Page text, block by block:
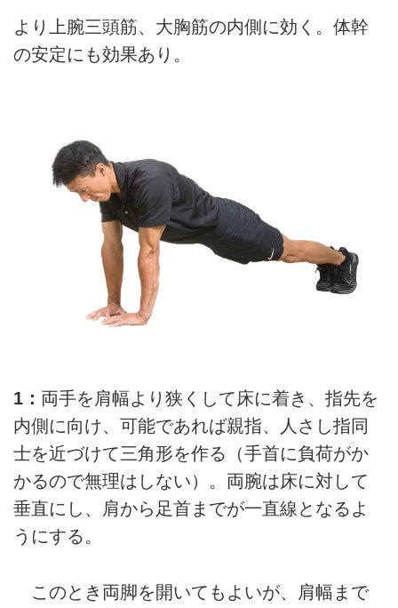
より上腕三頭筋、大胸筋の内側に効く。体幹
の安定にも効果あり。
1： 両手を肩幅より狭くして床に着き、指先を
内側に向け、可能であれば親指、人さし指同
士を近づけて三角形を作る（手首に負荷がか
かるので無理はしない）。両腕は床に対して
垂直にし、肩から足首までが一直線となるよ
うにする。
このとき両脚を開いてもよいが、肩幅まで